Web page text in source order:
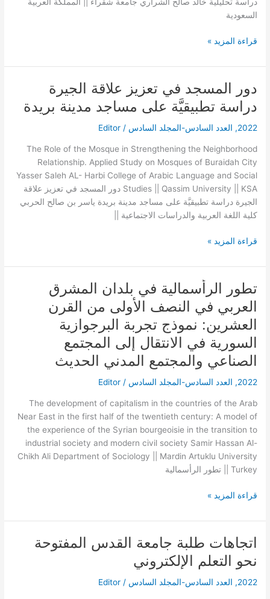
السعودية
قراءة المزيد »
دور المسجد في تعزيز علاقة الجيرة
دراسة تطبيقيَّة على مساجد مدينة بريدة
2022
, العدد السادس-المجلد السادس /
Editor
The Role of the Mosque in Strengthening the Neighborhood
Relationship. Applied Study on Mosques of Buraidah City
Yasser Saleh AL- Harbi College of Arabic Language and Social
Studies || Qassim University || KSA دور المسجد في تعزيز علاقة
الجيرة دراسة تطبيقيَّة على مساجد مدينة بريدة ياسر بن صالح الحربي
كلية اللغة العربية والدراسات الاجتماعية ||
دور
المسجد
في
تعزيز
الجيرة
دراسة
تطبيقيَّة
على
مساجد
مدينة
قراءة المزيد »
تطور الرأسمالية في بلدان المشرق
العربي في النصف الأولى من القرن
العشرين: نموذج تجربة البرجوازية
السورية في الانتقال إلى المجتمع
الصناعي والمجتمع المدني الحديث
2022
, العدد السادس-المجلد السادس /
Editor
The development of capitalism in the countries of the Arab
Near East in the first half of the twentieth century: A model of
the experience of the Syrian bourgeoisie in the transition to
industrial society and modern civil society Samir Hassan Al-
Chikh Ali Department of Sociology || Mardin Artuklu University
|| Turkey تطور الرأسمالية
تطور
الرأسمالية
في
بلدان
المشرق
العربي
في
النصف
من
القرن
العشرين:
نموذج
تجربة
البرجوازية
في
إلى
المجتمع
الصناعي
والمجتمع
المدني
قراءة المزيد »
اتجاهات طلبة جامعة القدس المفتوحة
نحو التعلم الإلكتروني
2022
, العدد السادس-المجلد السادس /
Editor
اتجاهات
طلبة
جامعة
القدس